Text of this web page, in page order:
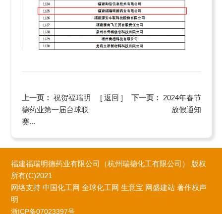
上一页： 祝贺福瑞明
德药业第一届台球联
赛...
[ 返回 ] 下一页： 2024年春节
放假通知
福建福瑞明德药业有限公司（杭州瑞德化工有限公司） 版权
所有(C)2021
网络支持 中国化工网 全球化工网 生意宝 网盛建站 著作权声
明
浙ICP备07023397号